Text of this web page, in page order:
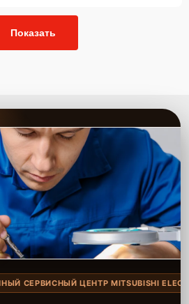
Показать
СЕРВИСНЫЙ ЦЕНТР MITSUBISHI